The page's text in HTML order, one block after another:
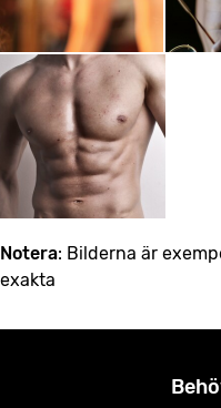
Notera: Bilderna är
exakta